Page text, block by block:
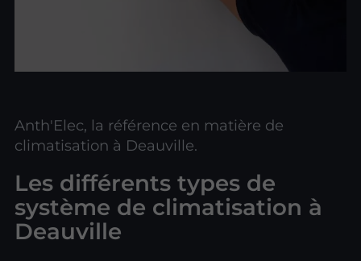
Anth'Elec, la référence en matière de
climatisation à Deauville.
Les différents types de
système de climatisation à
Deauville